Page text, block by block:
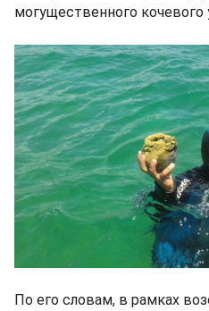
могущественного кочевого
По его словам, в рамках